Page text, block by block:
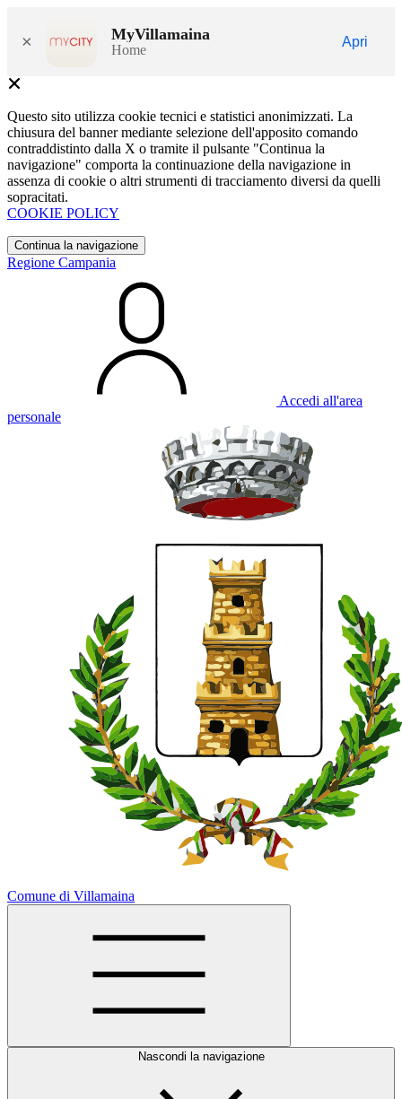
× MyVillamaina
Home
Apri
Questo sito utilizza cookie tecnici e statistici anonimizzati. La
chiusura del banner mediante selezione dell'apposito comando
contraddistinto dalla X o tramite il pulsante "Continua la
navigazione" comporta la continuazione della navigazione in
assenza di cookie o altri strumenti di tracciamento diversi da quelli
sopracitati.
COOKIE POLICY
Continua la navigazione
Regione Campania
Accedi all'area
personale
Comune di Villamaina
Nascondi la navigazione